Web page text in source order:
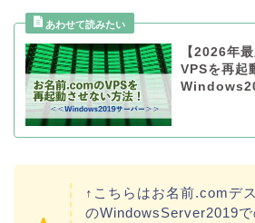
【2026年
VPSを再起
↑こちらはお名前.comデ
のWindowsServer2019